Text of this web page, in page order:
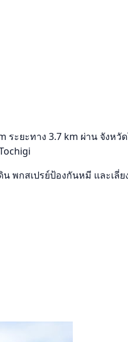
ระยะทาง 3.7 km ผ่าน จังห
พกสเปรย์ป้องกันหมี และเลี่